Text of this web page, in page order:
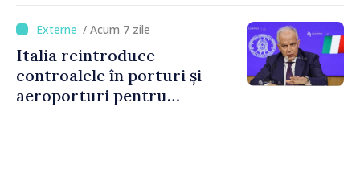
/ Acum 7 zile
Italia reintroduce
controalele în porturi și
aeroporturi pentru